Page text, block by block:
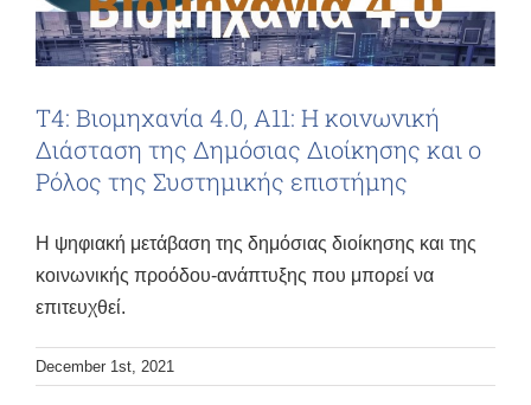
Τ4: Βιομηχανία 4.0, Α11: Η κοινωνική
Διάσταση της Δημόσιας Διοίκησης και ο
Ρόλος της Συστημικής επιστήμης
Η ψηφιακή μετάβαση της δημόσιας διοίκησης και της
κοινωνικής προόδου-ανάπτυξης που μπορεί να
επιτευχθεί.
December 1st, 2021